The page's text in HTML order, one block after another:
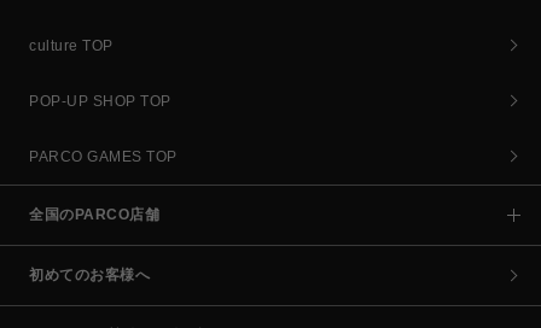
culture TOP
POP-UP SHOP TOP
PARCO GAMES TOP
全国のPARCO店舗
初めてのお客様へ